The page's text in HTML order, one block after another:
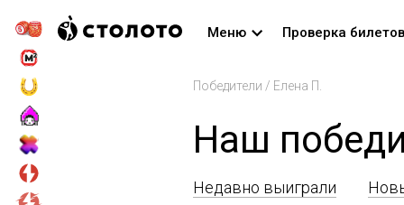
Меню Проверка билетов
Победители / Елена П.
Наш
Недавно выиграли